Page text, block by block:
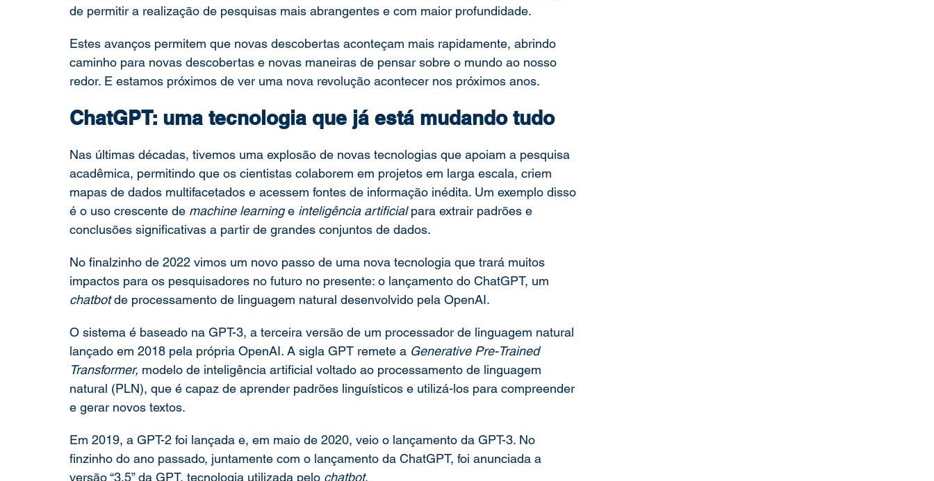
de permitir a realização de pesquisas mais abrangentes e com maior profundidade.
Estes avanços permitem que novas descobertas aconteçam mais rapidamente, abrindo
caminho para novas descobertas e novas maneiras de pensar sobre o mundo ao nosso
redor. E estamos próximos de ver uma nova revolução acontecer nos próximos anos.
ChatGPT: uma tecnologia que já está mudando tudo
Nas últimas décadas, tivemos uma explosão de novas tecnologias que apoiam a pesquisa
acadêmica, permitindo que os cientistas colaborem em projetos em larga escala, criem
mapas de dados multifacetados e acessem fontes de informação inédita. Um exemplo disso
é o uso crescente de machine learning e inteligência artificial para extrair padrões e
conclusões significativas a partir de grandes conjuntos de dados.
No finalzinho de 2022 vimos um novo passo de uma nova tecnologia que trará muitos
impactos para os pesquisadores no futuro no presente: o lançamento do ChatGPT, um
chatbot de processamento de linguagem natural desenvolvido pela OpenAI.
O sistema é baseado na GPT-3, a terceira versão de um processador de linguagem natural
lançado em 2018 pela própria OpenAI. A sigla GPT remete a Generative Pre-Trained
Transformer, modelo de inteligência artificial voltado ao processamento de linguagem
natural (PLN), que é capaz de aprender padrões linguísticos e utilizá-los para compreender
e gerar novos textos.
Em 2019, a GPT-2 foi lançada e, em maio de 2020, veio o lançamento da GPT-3. No
finzinho do ano passado, juntamente com o lançamento da ChatGPT, foi anunciada a
versão “3.5” da GPT, tecnologia utilizada pelo chatbot.